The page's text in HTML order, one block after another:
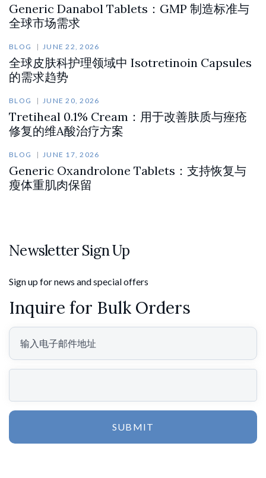
Generic Danabol Tablets：GMP 制造标准与
全球市场需求
BLOG JUNE 22, 2026
全球皮肤科护理领域中 Isotretinoin Capsules
的需求趋势
BLOG JUNE 20, 2026
Tretiheal 0.1% Cream：用于改善肤质与痤疮
修复的维A酸治疗方案
BLOG JUNE 17, 2026
Generic Oxandrolone Tablets：支持恢复与
瘦体重肌肉保留
Newsletter Sign Up
Sign up for news and special offers
Inquire for Bulk Orders
SUBMIT